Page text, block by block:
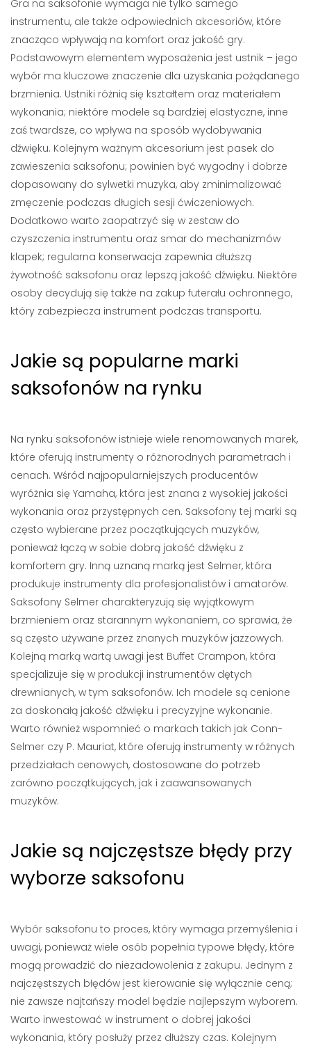
Gra na saksofonie wymaga nie tylko samego
instrumentu, ale także odpowiednich akcesoriów, które
znacząco wpływają na komfort oraz jakość gry.
Podstawowym elementem wyposażenia jest ustnik – jego
wybór ma kluczowe znaczenie dla uzyskania pożądanego
brzmienia. Ustniki różnią się kształtem oraz materiałem
wykonania; niektóre modele są bardziej elastyczne, inne
zaś twardsze, co wpływa na sposób wydobywania
dźwięku. Kolejnym ważnym akcesorium jest pasek do
zawieszenia saksofonu; powinien być wygodny i dobrze
dopasowany do sylwetki muzyka, aby zminimalizować
zmęczenie podczas długich sesji ćwiczeniowych.
Dodatkowo warto zaopatrzyć się w zestaw do
czyszczenia instrumentu oraz smar do mechanizmów
klapek; regularna konserwacja zapewnia dłuższą
żywotność saksofonu oraz lepszą jakość dźwięku. Niektóre
osoby decydują się także na zakup futerału ochronnego,
który zabezpiecza instrument podczas transportu.
Jakie są popularne marki
saksofonów na rynku
Na rynku saksofonów istnieje wiele renomowanych marek,
które oferują instrumenty o różnorodnych parametrach i
cenach. Wśród najpopularniejszych producentów
wyróżnia się Yamaha, która jest znana z wysokiej jakości
wykonania oraz przystępnych cen. Saksofony tej marki są
często wybierane przez początkujących muzyków,
ponieważ łączą w sobie dobrą jakość dźwięku z
komfortem gry. Inną uznaną marką jest Selmer, która
produkuje instrumenty dla profesjonalistów i amatorów.
Saksofony Selmer charakteryzują się wyjątkowym
brzmieniem oraz starannym wykonaniem, co sprawia, że
są często używane przez znanych muzyków jazzowych.
Kolejną marką wartą uwagi jest Buffet Crampon, która
specjalizuje się w produkcji instrumentów dętych
drewnianych, w tym saksofonów. Ich modele są cenione
za doskonałą jakość dźwięku i precyzyjne wykonanie.
Warto również wspomnieć o markach takich jak Conn-
Selmer czy P. Mauriat, które oferują instrumenty w różnych
przedziałach cenowych, dostosowane do potrzeb
zarówno początkujących, jak i zaawansowanych
muzyków.
Jakie są najczęstsze błędy przy
wyborze saksofonu
Wybór saksofonu to proces, który wymaga przemyślenia i
uwagi, ponieważ wiele osób popełnia typowe błędy, które
mogą prowadzić do niezadowolenia z zakupu. Jednym z
najczęstszych błędów jest kierowanie się wyłącznie ceną;
nie zawsze najtańszy model będzie najlepszym wyborem.
Warto inwestować w instrument o dobrej jakości
wykonania, który posłuży przez dłuższy czas. Kolejnym